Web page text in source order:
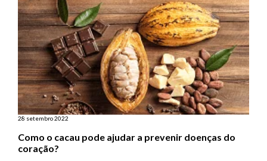
28 setembro 2022
Como o cacau pode ajudar a prevenir doenças do
coração?